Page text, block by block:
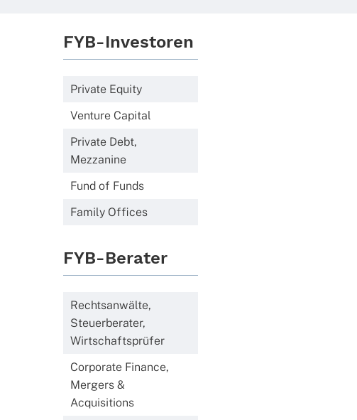
FYB-Investoren
Private Equity
Venture Capital
Private Debt,
Mezzanine
Fund of Funds
Family Offices
FYB-Berater
Rechtsanwälte,
Steuerberater,
Wirtschaftsprüfer
Corporate Finance,
Mergers &
Acquisitions